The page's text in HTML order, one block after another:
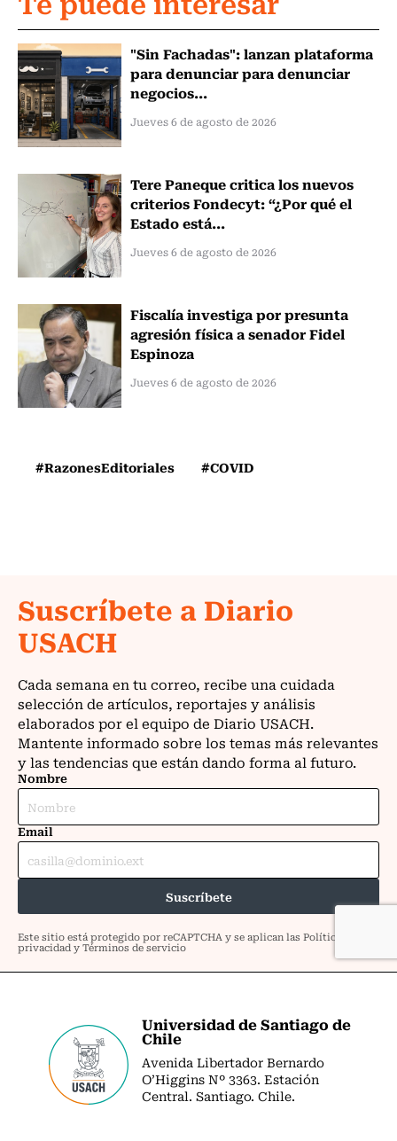
"Sin Fachadas": lanzan plataforma
para denunciar para denunciar
negocios...
Jueves 6 de agosto de 2026
Tere Paneque critica los nuevos
criterios Fondecyt: “¿Por qué el
Estado está...
Jueves 6 de agosto de 2026
Fiscalía investiga por presunta
agresión física a senador Fidel
Espinoza
Jueves 6 de agosto de 2026
#RazonesEditoriales #COVID
Universidad de Santiago de
Chile
Avenida Libertador Bernardo
O’Higgins Nº 3363. Estación
Central. Santiago. Chile.